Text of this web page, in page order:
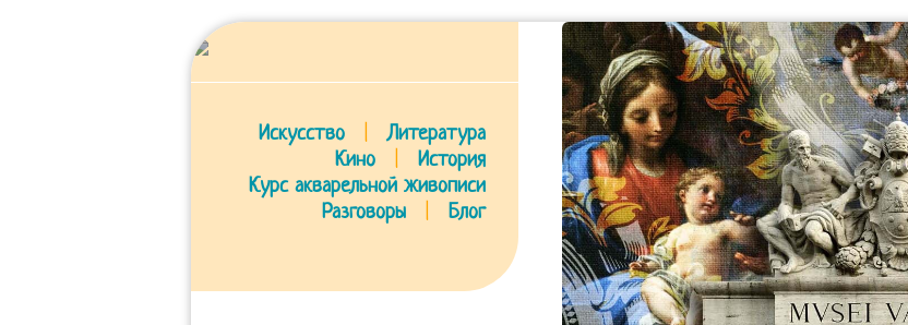
Искусство
Литература
Кино
История
Курс акварельной живописи
Разговоры
Блог